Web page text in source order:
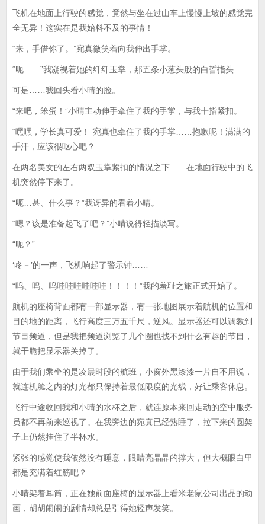
飞机在地面上行驶的感觉，竟然与坐在过山车上慢慢上坡的感觉完
全无异！这实在是我始料不及的事情！
“来，手借你了。”宛真微笑着向我伸出手掌。
“呃……”我凝视着她的纤纤玉掌，那五条小葱头般的白晢指头……
可是……我回头看小晴的脸。
“来吧，笨蛋！”小晴主动伸手牵住了我的手掌，与我十指紧扣。
“嘿嘿，学长真可爱！”宛真也牵住了我的手掌……抱歉呢！满满的
手汗，应该很呕心吧？
在两名美女的左右两双玉掌紧扣的情况之下……在地面行驶中的飞
机突然停下来了。
“呃…甚、什么事？”我讶异的看着小晴。
“嗯？该是准备起飞了吧？”小晴说得轻描淡写。
“呃？”
‘咚－’的一声，飞机响起了警示钟……
“呜、呜、呜哇哇哇哇哇哇！！！！”我的羞耻之旅正式开始了。
航机的座椅背面都有一部显示器，有一张地图展示着航机的位置和
目的地的距离，飞行高度三万五千尺，逆风。显示器还可以调教到
节目频道，但是我把频道浏览了几个圈也找不到什么有趣的节目，
就干脆把显示器关掉了。
由于我们乘坐的是凌晨时段的航班，小窗外黑漆漆一片自不用说，
就连机舱之内的灯光都只保持着最低限度的光线，好让乘客休息。
飞行中途收回我和小晴的水杯之后，就连原本来回走动的空中服务
员都不再前来巡视了。在我旁边的宛真已经熟睡了，拉下来的圆架
子上仍然挂住了半杯水。
紧张的感觉使我依然没有睡意，眼睛亮晶晶的撑大，但大概眼白里
都是充满着红筋吧？
小晴架着耳筒，正在她前面座椅的显示器上看米老鼠公司出品的动
画，胡胡闹闹的剧情却总是引得她轻声发笑。